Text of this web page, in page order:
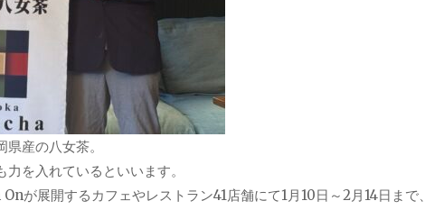
産の八女茶。
を入れているといいます。
が展開するカフェやレストラン41店舗にて1月10日～2月14日まで、